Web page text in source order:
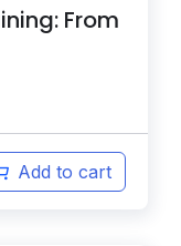
From
Add to cart